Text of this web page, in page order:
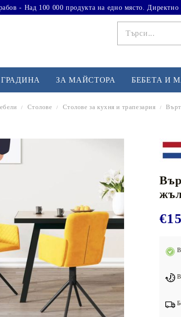
- Над 100 000 продукта на едно място. Директно
Тренажори за баланс
Подложки за фитнес уреди
Лостове за набиране
Силови кули
Йога и пилатес
ЗА МАЙСТОРА БЕБЕТА И
Столове Столове за кухня и трапезария